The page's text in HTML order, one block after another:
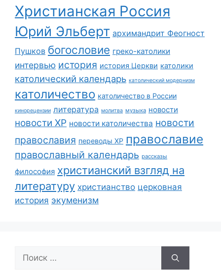
Христианская Россия
Юрий Эльберт архимандрит Феогност
Пушков богословие греко-католики
интервью история история Церкви католики
католический календарь католический модернизм
католичество католичество в России
кинорецензии литература молитва музыка новости
новости ХР новости католичества новости
православия переводы ХР православие
православный календарь рассказы
философия христианский взгляд на
литературу христианство церковная
история экуменизм
Поиск: